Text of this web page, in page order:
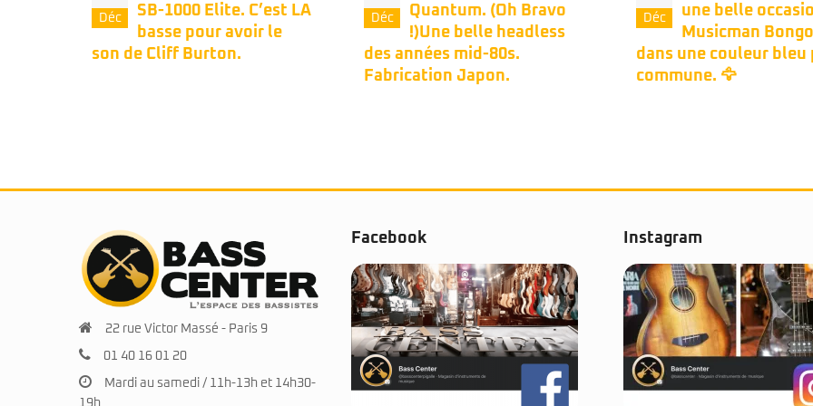
Déc
Quantum. (Oh Bravo
!)Une belle headless
des années mid-80s.
Déc
une belle occasion
Musicman Bongo 4h
dans une couleur bleu peu
commune. 🦅
Nov
Bongo 5 HH
Black ‍
Facebook Instagram